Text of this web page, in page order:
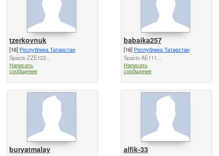
tzerkovnuk
[16]Республика Татарстан
Spacio ZZE122...
Написать
сообщение
babaika257
[16]Республика Татарстан
Spacio AE111...
Написать
сообщение
buryatmalay alfik-33